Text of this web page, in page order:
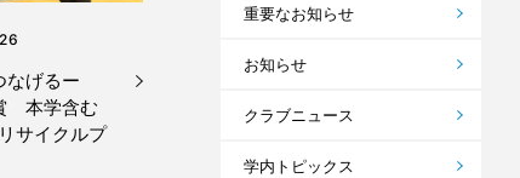
なげるー
本学含む
サイクルプ
重要なお知らせ
お知らせ
クラブニュース
学内トピックス